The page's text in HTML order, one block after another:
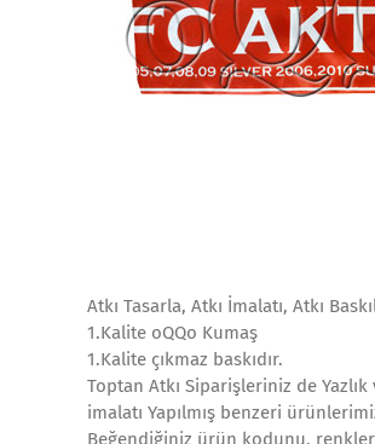
Atkı Tasarla, Atkı İmalatı, Atkı
1.Kalite oQQo Kumaş
1.Kalite çıkmaz baskıdır.
Toptan Atkı Siparişleriniz de
imalatı Yapılmış benzeri
Beğendiğiniz ürün kodunu,